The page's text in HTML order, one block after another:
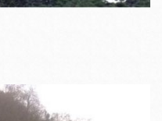
i gang...